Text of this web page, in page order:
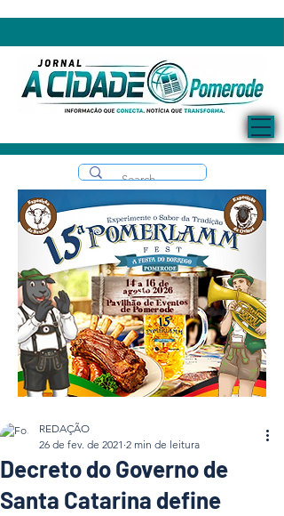
Decreto do Governo de
Santa Catarina define
REDAÇÃO
26 de fev. de 2021 2 min de leitura